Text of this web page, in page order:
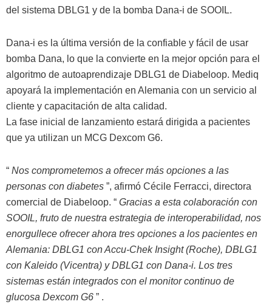
del sistema DBLG1 y de la bomba Dana-i de SOOIL.
Dana-i es la última versión de la confiable y fácil de usar
bomba Dana, lo que la convierte en la mejor opción para el
algoritmo de autoaprendizaje DBLG1 de Diabeloop. Mediq
apoyará la implementación en Alemania con un servicio al
cliente y capacitación de alta calidad.
La fase inicial de lanzamiento estará dirigida a pacientes
que ya utilizan un MCG Dexcom G6.
“ Nos comprometemos a ofrecer más opciones a las
personas con diabetes ”, afirmó Cécile Ferracci, directora
comercial de Diabeloop. “ Gracias a esta colaboración con
SOOIL, fruto de nuestra estrategia de interoperabilidad, nos
enorgullece ofrecer ahora tres opciones a los pacientes en
Alemania: DBLG1 con Accu-Chek Insight (Roche), DBLG1
con Kaleido (Vicentra) y DBLG1 con Dana-i. Los tres
sistemas están integrados con el monitor continuo de
glucosa Dexcom G6 ” .